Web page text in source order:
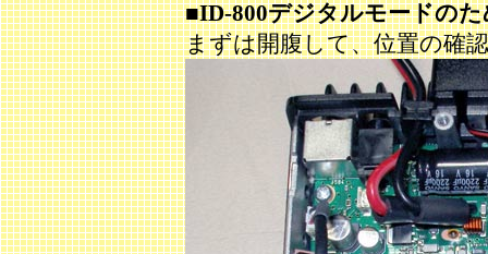
■ID-800デジタルモードの
まずは開腹して、位置の確